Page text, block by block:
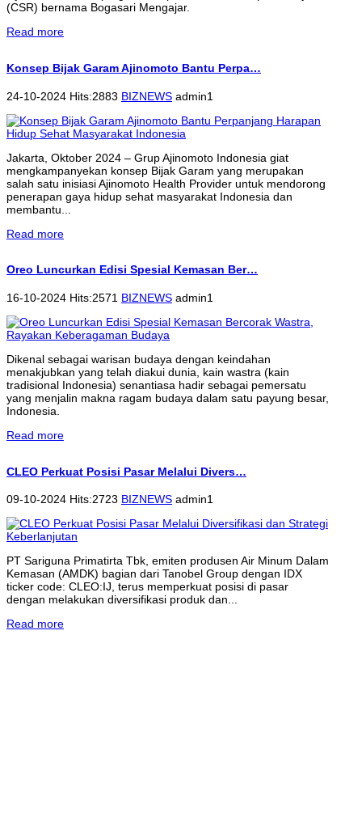
(CSR) bernama Bogasari Mengajar.
Read more
Konsep Bijak Garam Ajinomoto Bantu Perpa…
24-10-2024 Hits:2883 BIZNEWS admin1
Jakarta, Oktober 2024 – Grup Ajinomoto Indonesia giat
mengkampanyekan konsep Bijak Garam yang merupakan
salah satu inisiasi Ajinomoto Health Provider untuk mendorong
penerapan gaya hidup sehat masyarakat Indonesia dan
membantu...
Read more
Oreo Luncurkan Edisi Spesial Kemasan Ber…
16-10-2024 Hits:2571 BIZNEWS admin1
Dikenal sebagai warisan budaya dengan keindahan
menakjubkan yang telah diakui dunia, kain wastra (kain
tradisional Indonesia) senantiasa hadir sebagai pemersatu
yang menjalin makna ragam budaya dalam satu payung besar,
Indonesia.
Read more
CLEO Perkuat Posisi Pasar Melalui Divers…
09-10-2024 Hits:2723 BIZNEWS admin1
PT Sariguna Primatirta Tbk, emiten produsen Air Minum Dalam
Kemasan (AMDK) bagian dari Tanobel Group dengan IDX
ticker code: CLEO:IJ, terus memperkuat posisi di pasar
dengan melakukan diversifikasi produk dan...
Read more